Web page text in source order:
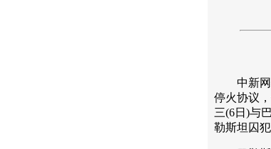
中新网8
停火协议
三(6日)与
勒斯坦囚